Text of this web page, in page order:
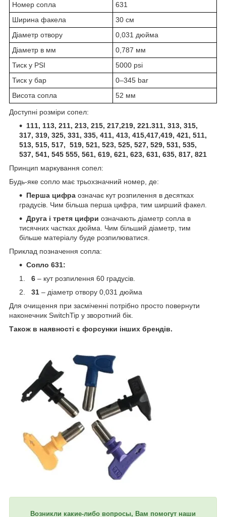
Номер сопла
631
Ширина факела
30 см
Діаметр отвору
0,031 дюйма
Діаметр в мм
0,787 мм
Тиск у PSI
5000 psi
Тиск у бар
0–345 bar
Висота сопла
52 мм
Доступні розміри сопел:
111, 113, 211, 213, 215, 217,219, 221.311, 313, 315,
317, 319, 325, 331, 335, 411, 413, 415,417,419, 421, 511,
513, 515, 517, 519, 521, 523, 525, 527, 529, 531, 535,
537, 541, 545 555, 561, 619, 621, 623, 631, 635, 817, 821
Принцип маркування сопел:
Будь-яке сопло має трьохзначний номер, де:
Перша цифра означає кут розпилення в десятках
градусів. Чим більша перша цифра, тим ширший факел.
Друга і третя цифри означають діаметр сопла в
тисячних частках дюйма. Чим більший діаметр, тим
більше матеріалу буде розпилюватися.
Приклад позначення сопла:
Сопло 631:
6 – кут розпилення 60 градусів.
31 – діаметр отвору 0,031 дюйма
Для очищення при засміченні потрібно просто повернути
наконечник SwitchTip у зворотний бік.
Також в наявності є форсунки інших брендів.
Возникли какие-либо вопросы, Вам помогут наши